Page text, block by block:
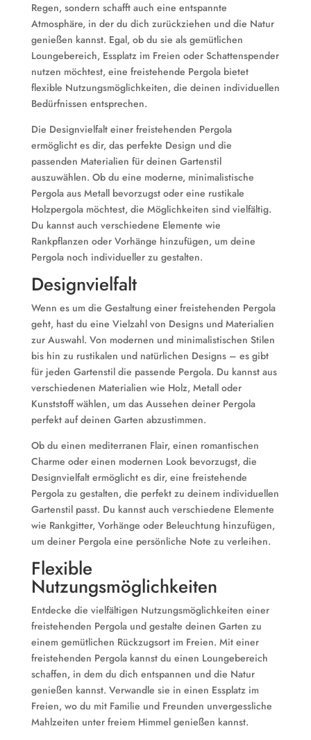
Regen, sondern schafft auch eine entspannte
Atmosphäre, in der du dich zurückziehen und die Natur
genießen kannst. Egal, ob du sie als gemütlichen
Loungebereich, Essplatz im Freien oder Schattenspender
nutzen möchtest, eine freistehende Pergola bietet
flexible Nutzungsmöglichkeiten, die deinen individuellen
Bedürfnissen entsprechen.
Die Designvielfalt einer freistehenden Pergola
ermöglicht es dir, das perfekte Design und die
passenden Materialien für deinen Gartenstil
auszuwählen. Ob du eine moderne, minimalistische
Pergola aus Metall bevorzugst oder eine rustikale
Holzpergola möchtest, die Möglichkeiten sind vielfältig.
Du kannst auch verschiedene Elemente wie
Rankpflanzen oder Vorhänge hinzufügen, um deine
Pergola noch individueller zu gestalten.
Designvielfalt
Wenn es um die Gestaltung einer freistehenden Pergola
geht, hast du eine Vielzahl von Designs und Materialien
zur Auswahl. Von modernen und minimalistischen Stilen
bis hin zu rustikalen und natürlichen Designs – es gibt
für jeden Gartenstil die passende Pergola. Du kannst aus
verschiedenen Materialien wie Holz, Metall oder
Kunststoff wählen, um das Aussehen deiner Pergola
perfekt auf deinen Garten abzustimmen.
Ob du einen mediterranen Flair, einen romantischen
Charme oder einen modernen Look bevorzugst, die
Designvielfalt ermöglicht es dir, eine freistehende
Pergola zu gestalten, die perfekt zu deinem individuellen
Gartenstil passt. Du kannst auch verschiedene Elemente
wie Rankgitter, Vorhänge oder Beleuchtung hinzufügen,
um deiner Pergola eine persönliche Note zu verleihen.
Flexible
Nutzungsmöglichkeiten
Entdecke die vielfältigen Nutzungsmöglichkeiten einer
freistehenden Pergola und gestalte deinen Garten zu
einem gemütlichen Rückzugsort im Freien. Mit einer
freistehenden Pergola kannst du einen Loungebereich
schaffen, in dem du dich entspannen und die Natur
genießen kannst. Verwandle sie in einen Essplatz im
Freien, wo du mit Familie und Freunden unvergessliche
Mahlzeiten unter freiem Himmel genießen kannst.